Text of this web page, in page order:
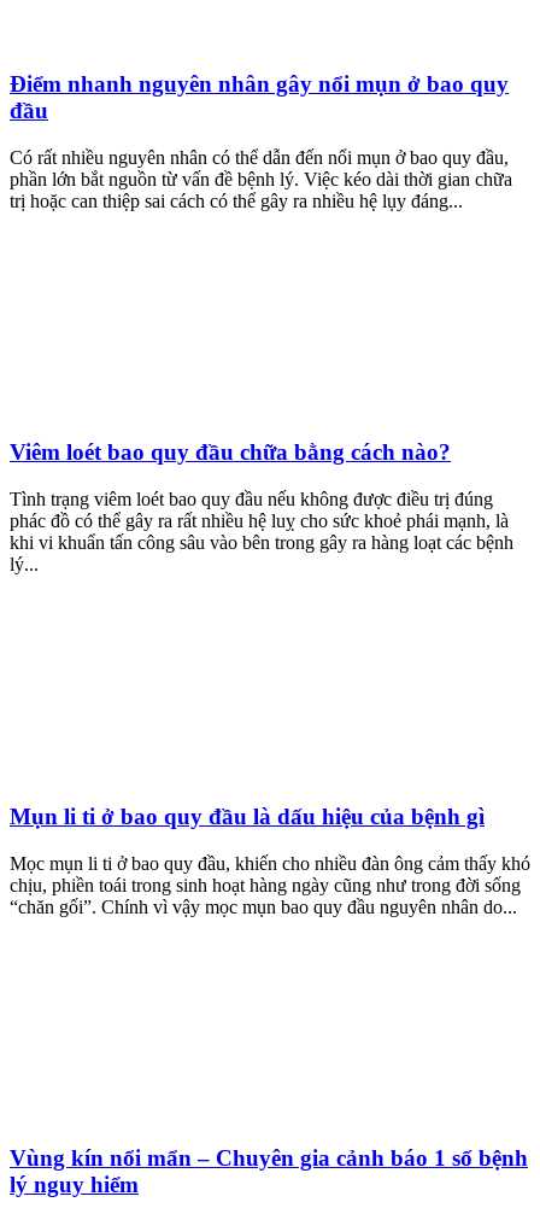
Điểm nhanh nguyên nhân gây nổi mụn ở bao quy
đầu
Có rất nhiều nguyên nhân có thể dẫn đến nổi mụn ở bao quy đầu,
phần lớn bắt nguồn từ vấn đề bệnh lý. Việc kéo dài thời gian chữa
trị hoặc can thiệp sai cách có thể gây ra nhiều hệ lụy đáng...
Viêm loét bao quy đầu chữa bằng cách nào?
Tình trạng viêm loét bao quy đầu nếu không được điều trị đúng
phác đồ có thể gây ra rất nhiều hệ luỵ cho sức khoẻ phái mạnh, là
khi vi khuẩn tấn công sâu vào bên trong gây ra hàng loạt các bệnh
lý...
Mụn li ti ở bao quy đầu là dấu hiệu của bệnh gì
Mọc mụn li ti ở bao quy đầu, khiến cho nhiều đàn ông cảm thấy khó
chịu, phiền toái trong sinh hoạt hàng ngày cũng như trong đời sống
“chăn gối”. Chính vì vậy mọc mụn bao quy đầu nguyên nhân do...
Vùng kín nổi mẩn – Chuyên gia cảnh báo 1 số bệnh
lý nguy hiểm